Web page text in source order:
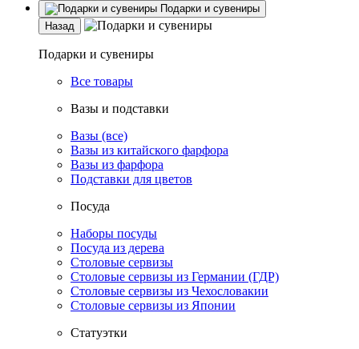
Подарки и сувениры
Назад
Подарки и сувениры
Все товары
Вазы и подставки
Вазы (все)
Вазы из китайского фарфора
Вазы из фарфора
Подставки для цветов
Посуда
Наборы посуды
Посуда из дерева
Столовые сервизы
Столовые сервизы из Германии (ГДР)
Столовые сервизы из Чехословакии
Столовые сервизы из Японии
Статуэтки